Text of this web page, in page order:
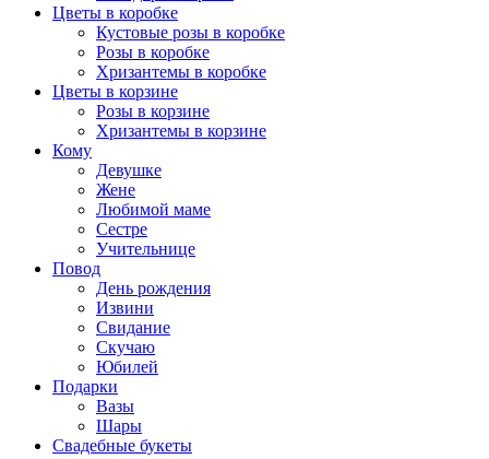
Цветы в коробке
Кустовые розы в коробке
Розы в коробке
Хризантемы в коробке
Цветы в корзине
Розы в корзине
Хризантемы в корзине
Кому
Девушке
Жене
Любимой маме
Сестре
Учительнице
Повод
День рождения
Извини
Свидание
Скучаю
Юбилей
Подарки
Вазы
Шары
Свадебные букеты